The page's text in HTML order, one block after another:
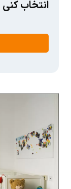
انتخاب کنی